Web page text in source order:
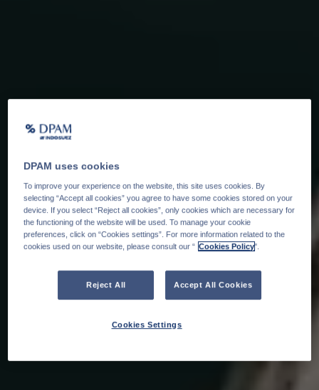
DPAM uses cookies
To improve your experience on the website, this site uses cookies. By
selecting “Accept all cookies” you agree to have some cookies stored on your
device. If you select “Reject all cookies”, only cookies which are necessary for
the functioning of the website will be used. To manage your cookie
preferences, click on “Cookies settings”. For more information related to the
cookies used on our website, please consult our “ Cookies Policy".
Reject All Accept All Cookies
Cookies Settings